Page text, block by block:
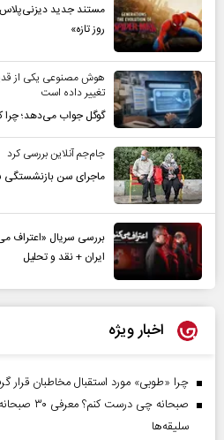
مستند جدید دیزنی‌پلاس
روز تازه»
هوش مصنوعی یکی از
تغییر داده است
گوگل جواب می‌دهد؛ چرا
جام‌جم آنلاین بررسی کرد
ماجرای سن بازنشستگی ۵۵ و ۶۲ ساله چیست؟
بررسی سریال «اعتراف
ایران + نقد و تحلیل
اخبار ویژه
چرا «طوبی» مورد استقبال مخاطبان قرار
صبحانه چی
سلیقه‌ها